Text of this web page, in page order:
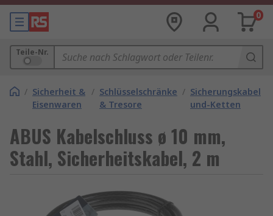
0
Teile-Nr.
/ Sicherheit &
Eisenwaren
/ Schlüsselschränke
& Tresore
/ Sicherungskabel
und-Ketten
ABUS Kabelschluss ø 10 mm,
Stahl, Sicherheitskabel, 2 m